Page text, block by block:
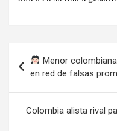
de
entradas
Menor
en red de falsas
Colombia alista rival